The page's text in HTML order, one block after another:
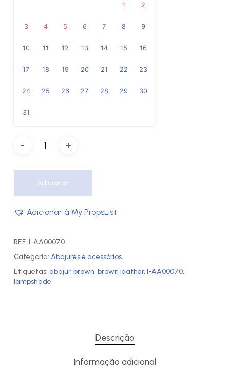
1 2
3 4 5 6 7 8 9
10 11 12 13 14 15 16
17 18 19 20 21 22 23
24 25 26 27 28 29 30
31
Adicionar
Adicionar à My PropsList
REF: I-AA00070
Categoria: Abajures e acessórios
Etiquetas: abajur, brown, brown leather, I-AA00070,
lampshade
Descrição
Informação adicional